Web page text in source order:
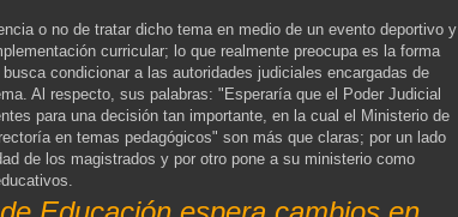
o no de tratar dicho tema en medio de un evento deportivo y
curricular; lo que realmente preocupa es la forma
condicionar a las autoridades judiciales encargadas de
Al respecto, sus palabras: "Esperaría que el Poder Judicial
para una decisión tan importante, en la cual el Ministerio de
en temas pedagógicos" son más que claras; por un lado
de los magistrados y por otro pone a su ministerio como